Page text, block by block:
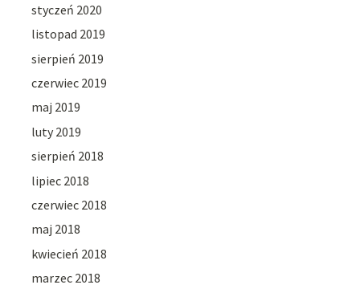
styczeń 2020
listopad 2019
sierpień 2019
czerwiec 2019
maj 2019
luty 2019
sierpień 2018
lipiec 2018
czerwiec 2018
maj 2018
kwiecień 2018
marzec 2018